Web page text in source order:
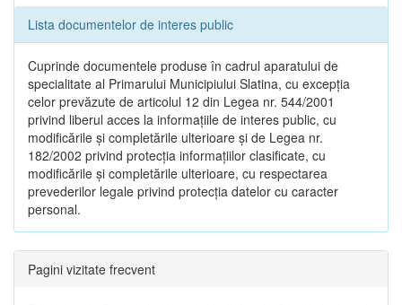
Lista documentelor de interes public
Cuprinde documentele produse în cadrul aparatului de
specialitate al Primarului Municipiului Slatina, cu excepția
celor prevăzute de articolul 12 din Legea nr. 544/2001
privind liberul acces la informațiile de interes public, cu
modificările și completările ulterioare și de Legea nr.
182/2002 privind protecția informațiilor clasificate, cu
modificările și completările ulterioare, cu respectarea
prevederilor legale privind protecția datelor cu caracter
personal.
Pagini vizitate frecvent